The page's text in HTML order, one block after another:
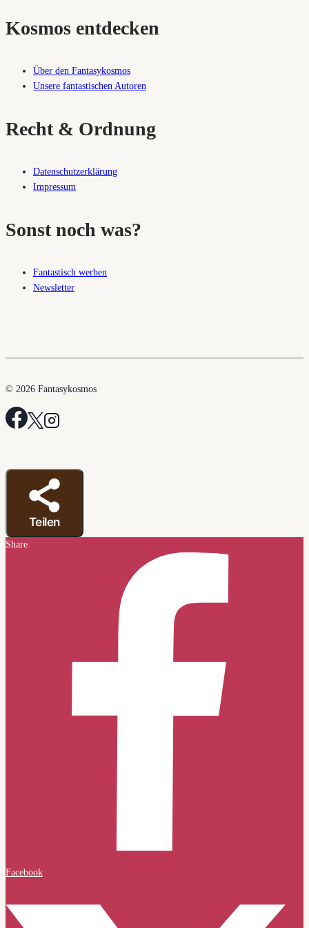
Kosmos entdecken
Über den Fantasykosmos
Unsere fantastischen Autoren
Recht & Ordnung
Datenschutzerklärung
Impressum
Sonst noch was?
Fantastisch werben
Newsletter
© 2026 Fantasykosmos
Teilen
Share
Facebook